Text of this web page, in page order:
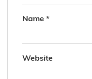
Name *
Website